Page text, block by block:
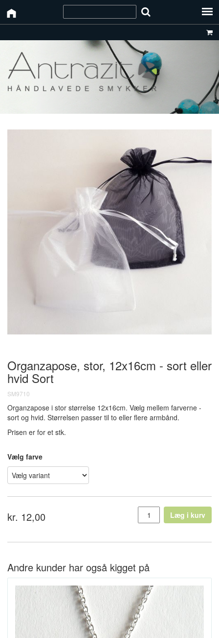
Organzapose, stor, 12x16cm - sort eller
hvid Sort
SM9710
Organzapose i stor størrelse 12x16cm. Vælg mellem farverne -
sort og hvid. Størrelsen passer til to eller flere armbånd.
Prisen er for et stk.
Vælg farve
kr. 12,00 Læg i kurv
Andre kunder har også kigget på